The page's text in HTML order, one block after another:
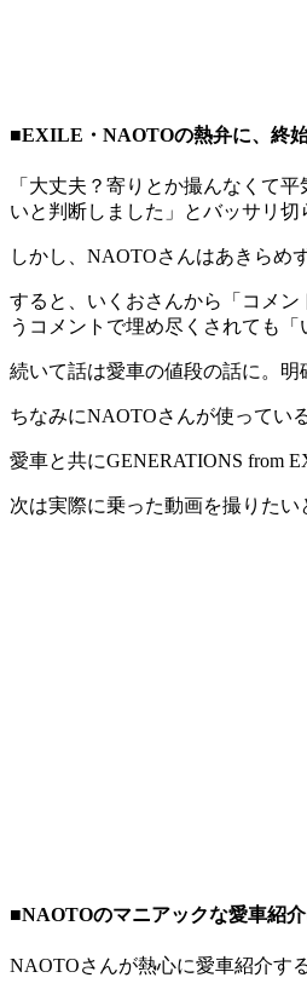
■EXILE・NAOTOの熱弁に、終
「大丈夫？寄りとか撮んなくて
いと判断しました」とバッサリ切
しかし、NAOTOさんはあきらめ
すると、いくおさんから「コメ
うコメントで埋め尽くされても
続いて話は愛車の値段の話に。
ちなみにNAOTOさんが使ってい
愛車と共にGENERATIONS from
次は実際に乗った動画を撮りた
■NAOTOのマニアックな愛車紹
NAOTOさんが熱心に愛車紹介す